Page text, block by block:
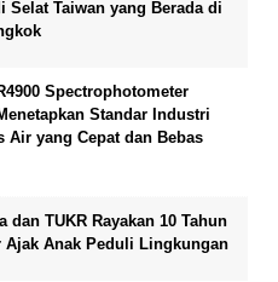
Selat Taiwan yang Berada di
Spectrophotometer
Standar Industri
Air yang Cepat dan Bebas
dan TUKR Rayakan 10 Tahun
Ajak Anak Peduli Lingkungan